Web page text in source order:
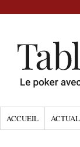
ACCUEIL